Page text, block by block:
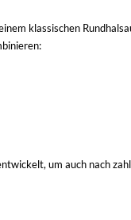
klassischen
um auch nach